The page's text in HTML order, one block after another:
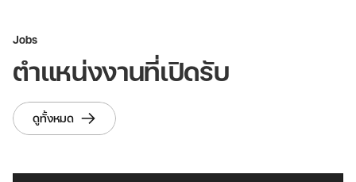
Jobs
ตำแหน่งงานที่เปิดรับ
ดูทั้งหมด